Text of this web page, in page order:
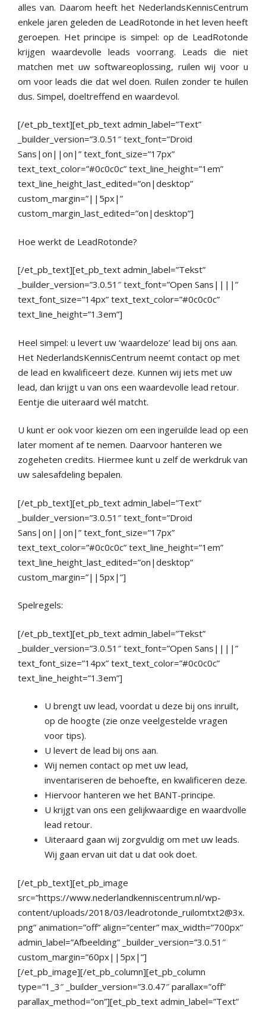
alles van. Daarom heeft het NederlandsKennisCentrum
enkele jaren geleden de LeadRotonde in het leven heeft
geroepen. Het principe is simpel: op de LeadRotonde
krijgen waardevolle leads voorrang. Leads die niet
matchen met uw softwareoplossing, ruilen wij voor u
om voor leads die dat wel doen. Ruilen zonder te huilen
dus. Simpel, doeltreffend en waardevol.
[/et_pb_text][et_pb_text admin_label=”Text”
_builder_version=”3.0.51″ text_font=”Droid
Sans|on||on|” text_font_size=”17px”
text_text_color=”#0c0c0c” text_line_height=”1em”
text_line_height_last_edited=”on|desktop”
custom_margin=”||5px|”
custom_margin_last_edited=”on|desktop”]
Hoe werkt de LeadRotonde?
[/et_pb_text][et_pb_text admin_label=”Tekst”
_builder_version=”3.0.51″ text_font=”Open Sans||||”
text_font_size=”14px” text_text_color=”#0c0c0c”
text_line_height=”1.3em”]
Heel simpel: u levert uw ‘waardeloze’ lead bij ons aan.
Het NederlandsKennisCentrum neemt contact op met
de lead en kwalificeert deze. Kunnen wij iets met uw
lead, dan krijgt u van ons een waardevolle lead retour.
Eentje die uiteraard wél matcht.
U kunt er ook voor kiezen om een ingeruilde lead op een
later moment af te nemen. Daarvoor hanteren we
zogeheten credits. Hiermee kunt u zelf de werkdruk van
uw salesafdeling bepalen.
[/et_pb_text][et_pb_text admin_label=”Text”
_builder_version=”3.0.51″ text_font=”Droid
Sans|on||on|” text_font_size=”17px”
text_text_color=”#0c0c0c” text_line_height=”1em”
text_line_height_last_edited=”on|desktop”
custom_margin=”||5px|”]
Spelregels:
[/et_pb_text][et_pb_text admin_label=”Tekst”
_builder_version=”3.0.51″ text_font=”Open Sans||||”
text_font_size=”14px” text_text_color=”#0c0c0c”
text_line_height=”1.3em”]
U brengt uw lead, voordat u deze bij ons inruilt,
op de hoogte (zie onze veelgestelde vragen
voor tips).
U levert de lead bij ons aan.
Wij nemen contact op met uw lead,
inventariseren de behoefte, en kwalificeren deze.
Hiervoor hanteren we het BANT-principe.
U krijgt van ons een gelijkwaardige en waardvolle
lead retour.
Uiteraard gaan wij zorgvuldig om met uw leads.
Wij gaan ervan uit dat u dat ook doet.
[/et_pb_text][et_pb_image
src=”https://www.nederlandkenniscentrum.nl/wp-
content/uploads/2018/03/leadrotonde_ruilomtxt2@3x.
png” animation=”off” align=”center” max_width=”700px”
admin_label=”Afbeelding” _builder_version=”3.0.51″
custom_margin=”60px||5px|”]
[/et_pb_image][/et_pb_column][et_pb_column
type=”1_3″ _builder_version=”3.0.47″ parallax=”off”
parallax_method=”on”][et_pb_text admin_label=”Text”